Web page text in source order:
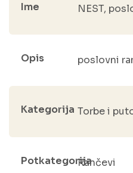
Ime NEST,
Opis poslovni
Kategorija Torbe i
PotkategorijaRančevi